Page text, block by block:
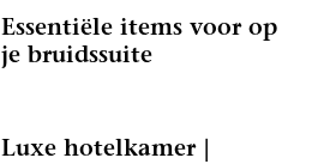
Essentiële items voor op
je bruidssuite
Luxe hotelkamer |